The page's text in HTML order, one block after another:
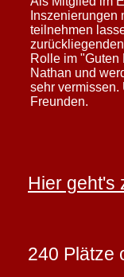
des nt. Die
am Herzen.
Frage, die uns
Ihnen
Ideen oder
Theater haben,
Inszenierungen
teilnehmen
Rolle im "Guten
Nathan und
sehr vermissen.
Freunden.
Hier geht's
240 Plätze